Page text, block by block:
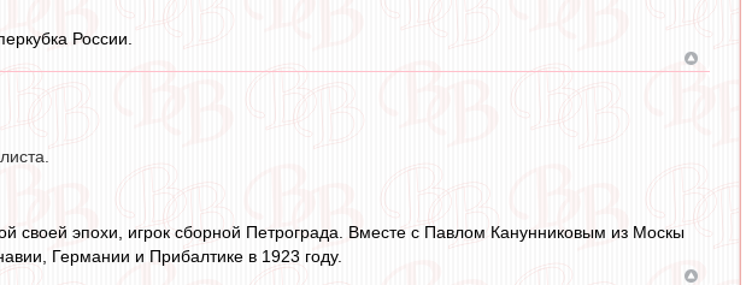
России.
своей эпохи, игрок сборной Петрограда. Вместе с Павлом Канунниковым из Москы
Германии и Прибалтике в 1923 году.